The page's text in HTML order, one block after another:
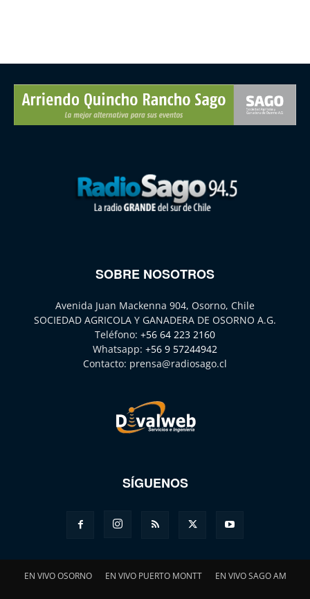
SOBRE NOSOTROS
Avenida Juan Mackenna 904, Osorno, Chile
SOCIEDAD AGRICOLA Y GANADERA DE OSORNO A.G.
Teléfono: +56 64 223 2160
Whatsapp: +56 9 57244942
Contacto: prensa@radiosago.cl
SÍGUENOS
EN VIVO OSORNO EN VIVO PUERTO MONTT EN VIVO SAGO AM